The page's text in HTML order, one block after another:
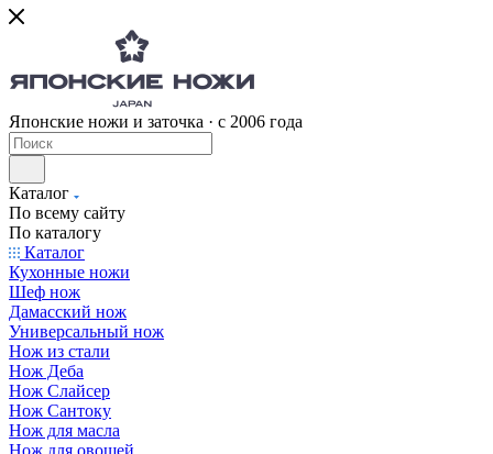
Японские ножи и заточка · с 2006 года
Каталог
По всему сайту
По каталогу
Каталог
Кухонные ножи
Шеф нож
Дамасский нож
Универсальный нож
Нож из стали
Нож Деба
Нож Слайсер
Нож Сантоку
Нож для масла
Нож для овощей